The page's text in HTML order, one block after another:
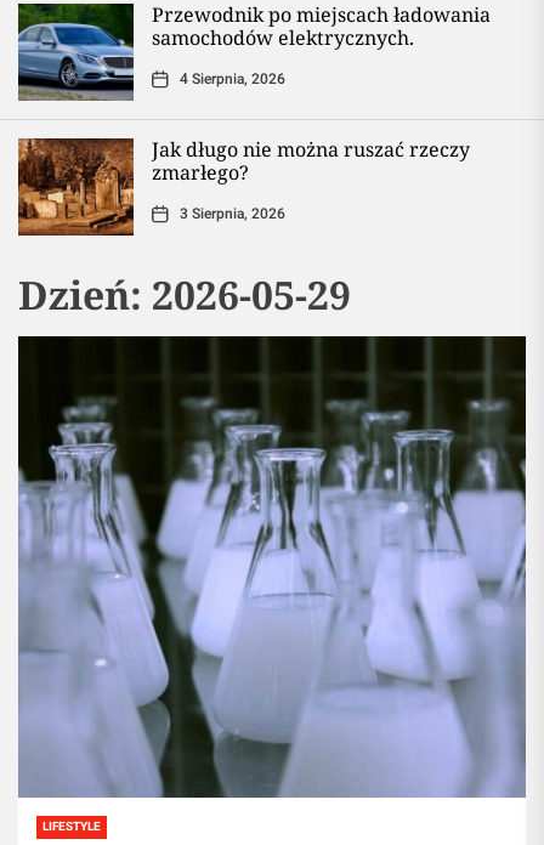
Przewodnik po miejscach ładowania
samochodów elektrycznych.
4 Sierpnia, 2026
Jak długo nie można ruszać rzeczy
zmarłego?
3 Sierpnia, 2026
Dzień: 2026-05-29
LIFESTYLE